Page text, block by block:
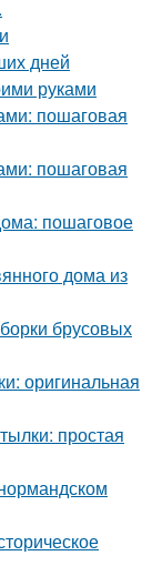
дней
руками
пошаговая
пошаговая
пошаговое
дома из
брусовых
оригинальная
простая